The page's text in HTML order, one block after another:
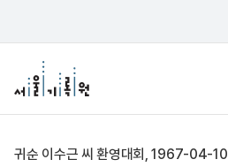
귀순 이수근 씨 환영대회, 1967-04-10